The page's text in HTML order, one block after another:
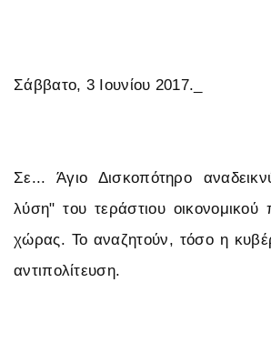
Σάββατο, 3 Ιουνίου 2017._
Σε... Άγιο Δισκοπότηρο
λύση" του τεράστιου οικονομικού
χώρας. Το αναζητούν, τόσο η
αντιπολίτευση.